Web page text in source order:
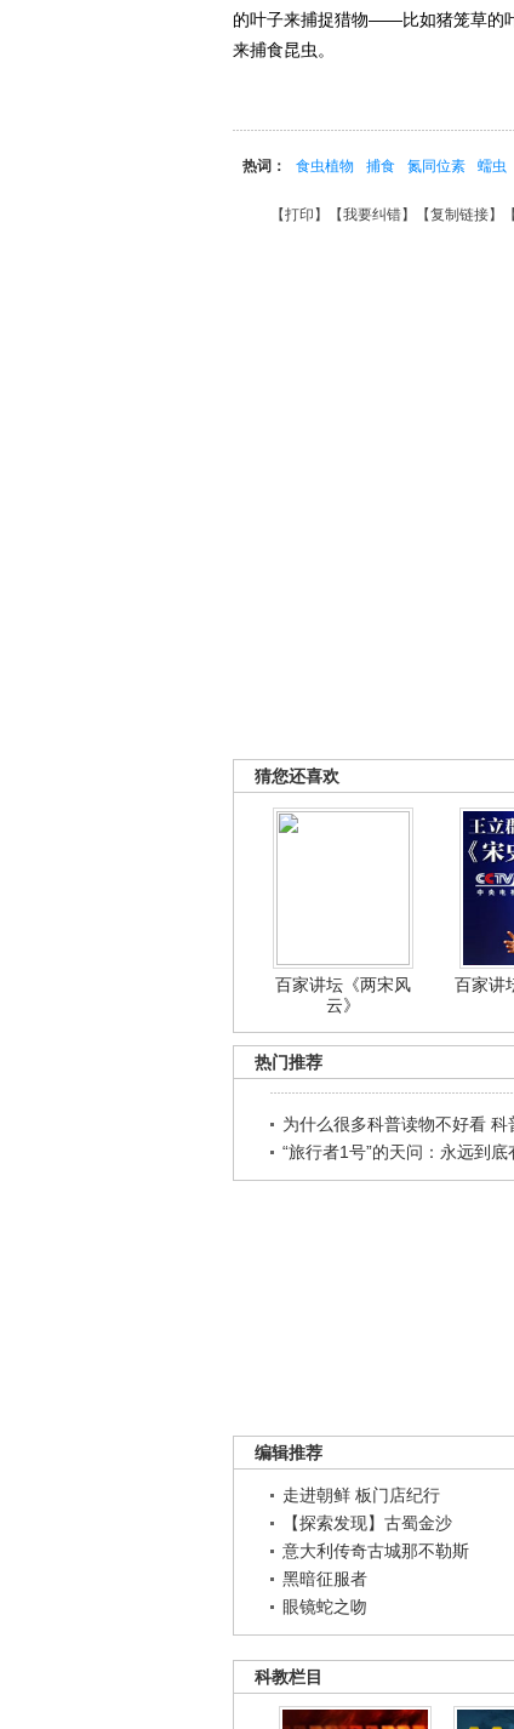
的叶子来捕捉猎物——比如猪笼草的
来捕食昆虫。
热词： 食虫植物 捕食 氮同位素 蠕虫
【打印 】【我要纠错】【复制链接】【
猜您还喜欢
百家讲坛《两宋风
云》
百家讲
热门推荐
为什么很多科普读物不好看 科
“旅行者1号”的天问：永远到底
编辑推荐
走进朝鲜 板门店纪行
【探索发现】古蜀金沙
意大利传奇古城那不勒斯
黑暗征服者
眼镜蛇之吻
科教栏目